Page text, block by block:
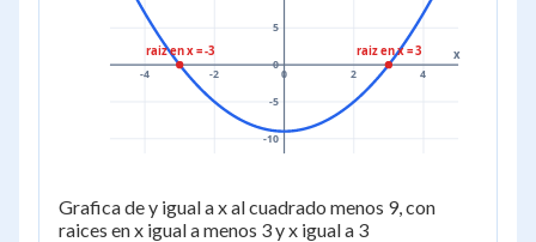
-4 -2 0 2 4
-10
-5
0
5
x
raiz en x = -3 raiz en x = 3
Grafica de y igual a x al cuadrado menos 9, con
raices en x igual a menos 3 y x igual a 3